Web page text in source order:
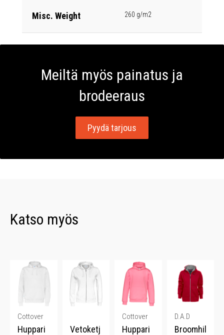
Misc. Weight 260 g/m2
Meiltä myös painatus ja
brodeeraus
Pyydä tarjous
Katso myös
Cottover
Huppari
Vetoketj
Cottover
Huppari
D.A.D
Broomhil